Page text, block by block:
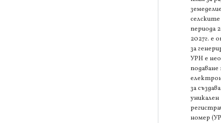
селските
периода
2027г. е
за
УРН е
подаване
за
уникален
номер